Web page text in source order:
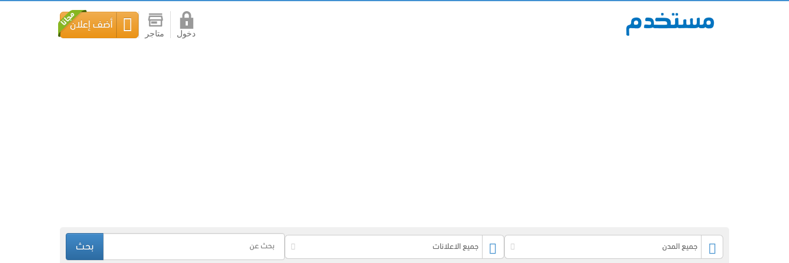
دخول متاجر
أضف إعلان
جميع المدن جميع الاعلانات بحث